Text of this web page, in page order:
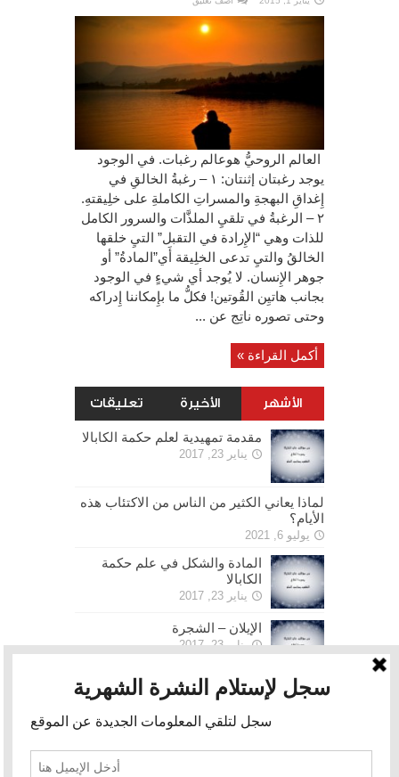
العالم الروحيُّ هوعالم رغبات. في الوجود
يوجد رغبتان إثنتان: ١ – رغبةُ الخالقِ في
إِغداقِ البهجةِ والمسراتِ الكاملةِ على خلِيقتهِ.
٢ – الرغبةُ في تلقيِ الملذَّات والسرور الكامل
للذات وهي “الإِرادة في التقبل” التيِ خلقها
الخالقُ والتيِ تدعى الخلِيقة أَي”المادةُ” أو
جوهر الإِنسان. لا يُوجد أي شيءٍ في الوجود
بجانب هاتيِن القُوتين! فكلُّ ما بإِمكاننا إِدراكه
وحتى تصوره ناتِج عن ...
أكمل القراءة »
الأشهر الأخيرة تعليقات
مقدمة تمهيدية لعلم حكمة الكابالا
يناير 23, 2017
لماذا يعاني الكثير من الناس من الاكتئاب هذه
الأيام؟
يوليو 6, 2021
المادة والشكل في علم حكمة
الكابالا
يناير 23, 2017
الإيلان – الشجرة
يناير 23, 2017
الحرية